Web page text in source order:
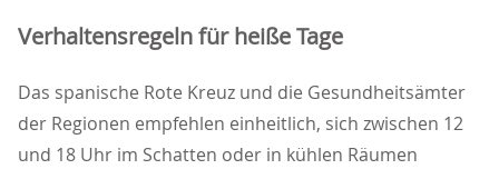
Verhaltensregeln für heiße Tage
Das spanische Rote Kreuz und die Gesundheitsämter
der Regionen empfehlen einheitlich, sich zwischen 12
und 18 Uhr im Schatten oder in kühlen Räumen